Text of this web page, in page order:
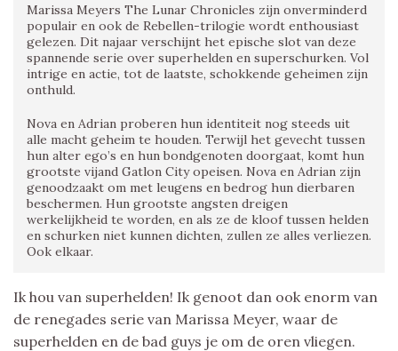
Marissa Meyers The Lunar Chronicles zijn onverminderd
populair en ook de Rebellen-trilogie wordt enthousiast
gelezen. Dit najaar verschijnt het epische slot van deze
spannende serie over superhelden en superschurken. Vol
intrige en actie, tot de laatste, schokkende geheimen zijn
onthuld.
Nova en Adrian proberen hun identiteit nog steeds uit
alle macht geheim te houden. Terwijl het gevecht tussen
hun alter ego’s en hun bondgenoten doorgaat, komt hun
grootste vijand Gatlon City opeisen. Nova en Adrian zijn
genoodzaakt om met leugens en bedrog hun dierbaren
beschermen. Hun grootste angsten dreigen
werkelijkheid te worden, en als ze de kloof tussen helden
en schurken niet kunnen dichten, zullen ze alles verliezen.
Ook elkaar.
Ik hou van superhelden! Ik genoot dan ook enorm van
de renegades serie van Marissa Meyer, waar de
superhelden en de bad guys je om de oren vliegen.